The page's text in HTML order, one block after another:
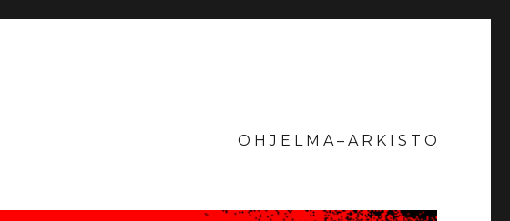
O H J E L M A – A R K I S T O